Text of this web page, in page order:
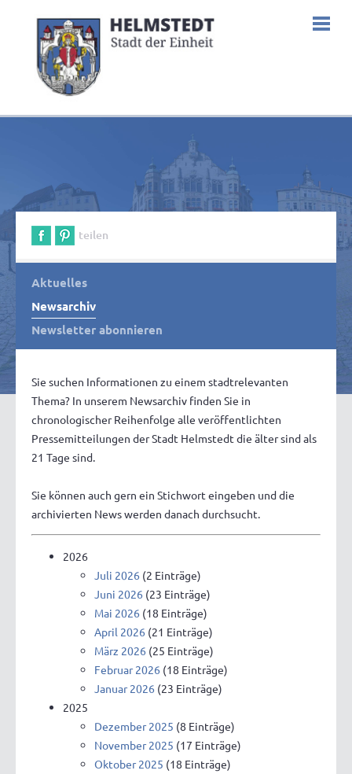
teilen
Aktuelles
Newsarchiv
Newsletter abonnieren
Sie suchen Informationen zu einem stadtrelevanten
Thema? In unserem Newsarchiv finden Sie in
chronologischer Reihenfolge alle veröffentlichten
Pressemitteilungen der Stadt Helmstedt die älter sind als
21 Tage sind.
Sie können auch gern ein Stichwort eingeben und die
archivierten News werden danach durchsucht.
2026
Juli 2026 (2 Einträge)
Juni 2026 (23 Einträge)
Mai 2026 (18 Einträge)
April 2026 (21 Einträge)
März 2026 (25 Einträge)
Februar 2026 (18 Einträge)
Januar 2026 (23 Einträge)
2025
Dezember 2025 (8 Einträge)
November 2025 (17 Einträge)
Oktober 2025 (18 Einträge)